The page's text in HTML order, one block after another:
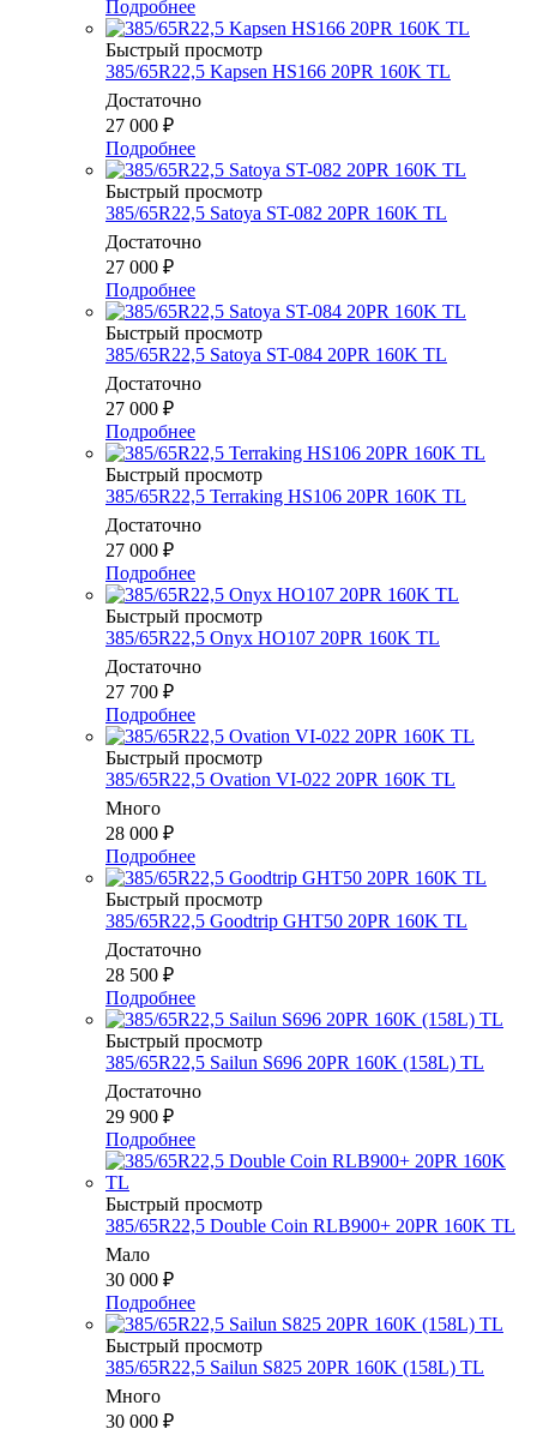
Подробнее
Быстрый просмотр
385/65R22,5 Kapsen HS166 20PR 160K TL
Достаточно
27 000 ₽
Подробнее
Быстрый просмотр
385/65R22,5 Satoya ST-082 20PR 160K TL
Достаточно
27 000 ₽
Подробнее
Быстрый просмотр
385/65R22,5 Satoya ST-084 20PR 160K TL
Достаточно
27 000 ₽
Подробнее
Быстрый просмотр
385/65R22,5 Terraking HS106 20PR 160K TL
Достаточно
27 000 ₽
Подробнее
Быстрый просмотр
385/65R22,5 Onyx HO107 20PR 160K TL
Достаточно
27 700 ₽
Подробнее
Быстрый просмотр
385/65R22,5 Ovation VI-022 20PR 160K TL
Много
28 000 ₽
Подробнее
Быстрый просмотр
385/65R22,5 Goodtrip GHT50 20PR 160K TL
Достаточно
28 500 ₽
Подробнее
Быстрый просмотр
385/65R22,5 Sailun S696 20PR 160K (158L) TL
Достаточно
29 900 ₽
Подробнее
Быстрый просмотр
385/65R22,5 Double Coin RLB900+ 20PR 160K TL
Мало
30 000 ₽
Подробнее
Быстрый просмотр
385/65R22,5 Sailun S825 20PR 160K (158L) TL
Много
30 000 ₽